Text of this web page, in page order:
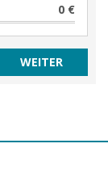
0 €